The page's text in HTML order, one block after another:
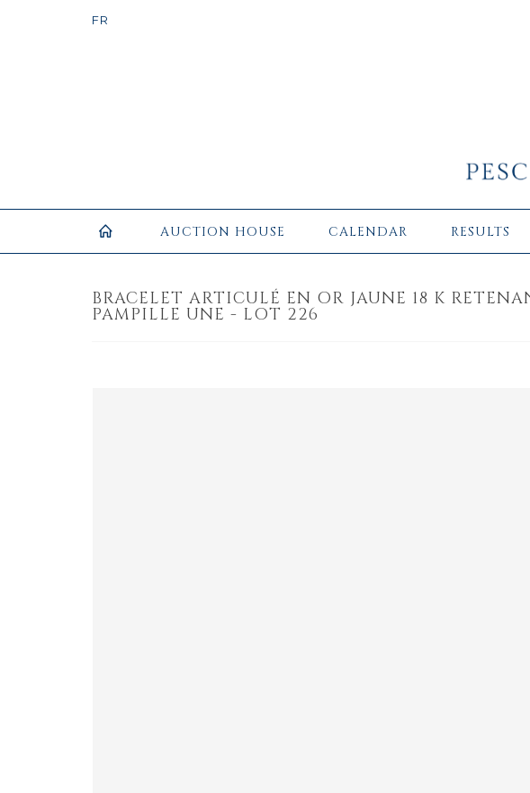
AUCTION HOUSE CALENDAR RESULTS
BRACELET ARTICULÉ EN OR JAUNE 18 K
PAMPILLE UNE - LOT 226